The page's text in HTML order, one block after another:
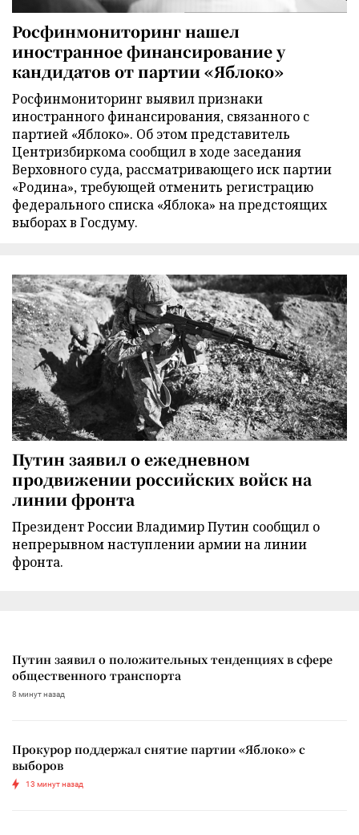
Росфинмониторинг нашел
иностранное финансирование у
кандидатов от партии «Яблоко»
Росфинмониторинг выявил признаки
иностранного финансирования, связанного с
партией «Яблоко». Об этом представитель
Центризбиркома сообщил в ходе заседания
Верховного суда, рассматривающего иск партии
«Родина», требующей отменить регистрацию
федерального списка «Яблока» на предстоящих
выборах в Госдуму.
Путин заявил о ежедневном
продвижении российских войск на
линии фронта
Президент России Владимир Путин сообщил о
непрерывном наступлении армии на линии
фронта.
Путин заявил о положительных тенденциях в сфере
общественного транспорта
8 минут назад
Прокурор поддержал снятие партии «Яблоко» с
выборов
13 минут назад